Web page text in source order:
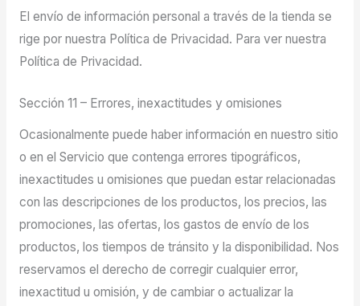
El envío de información personal a través de la tienda se
rige por nuestra Política de Privacidad. Para ver nuestra
Política de Privacidad.
Sección 11 – Errores, inexactitudes y omisiones
Ocasionalmente puede haber información en nuestro sitio
o en el Servicio que contenga errores tipográficos,
inexactitudes u omisiones que puedan estar relacionadas
con las descripciones de los productos, los precios, las
promociones, las ofertas, los gastos de envío de los
productos, los tiempos de tránsito y la disponibilidad. Nos
reservamos el derecho de corregir cualquier error,
inexactitud u omisión, y de cambiar o actualizar la